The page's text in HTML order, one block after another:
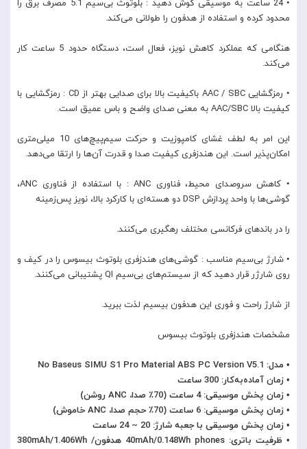
• 24 ساعت به موسیقی گوش دهید : بلوتوث بی‌سیم 5.1 مصرف برق را
محدود کرده و استفاده از هدفون را طولانی می‌کند.
هنگامی که عملکرد کاهش نویز، فعال است، دستگاه حدود 5 ساعت کار
می‌کند.
• رمزگشایی AAC / SBC باکیفیت بالا برای صدایی بهتر از CD : رمزگشایی با
کیفیت بالا AAC/SBC به معنی صدای واضح و باس عمیق است.
این امر به لطف غشای کامپوزیت و حرکت سیم‌پیچ‌های 10 میلی‌متری
امکان‌پذیر است. این هندزفری کیفیت صدا و قدرت آن‌ها را ارتقا می‌دهد.
• کاهش سروصدای محیط، فناوری ANC : با استفاده از فناوری ANC،
گوشی‌ها با واحد پردازش DSP دو هسته‌ای با کارکرد بالا، نویز پس‌زمینه
را در باندهای فرکانسی مختلف رهگیری می‌کنند.
• شارژ بی‌سیم مناسب : گوشی‌های هندزفری بلوتوث بیسوس را در کیف و
روی شارژر قرار دهید که از سیستم‌های بی‌سیم QI پشتیبانی می‌کنند.
از شارژ راحت و فوری این هدفون بیسیم لذت ببرید.
مشخصات هندزفری بلوتوث بیسوس
• مدل: No Baseus SIMU S1 Pro Material ABS PC Version V5.1
• زمان آماده‌به‌کار: 300 ساعت
• زمان پخش موسیقی: 4 ساعت (70٪ صدا، ANC روشن)
• زمان پخش موسیقی: 6 ساعت (70٪ حجم صدا، ANC خاموش)
• زمان پخش موسیقی با جعبه شارژ: 20 ~ 24 ساعت
• ظرفیت باتری: 40mAh/0.148Wh phones هدفون/ 380mAh/1.406Wh